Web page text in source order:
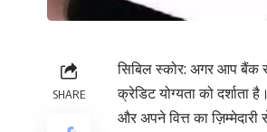
SHARE
सिबिल स्कोर: अगर आप बैंक
क्रेडिट योग्यता को
और अपने वित्त का